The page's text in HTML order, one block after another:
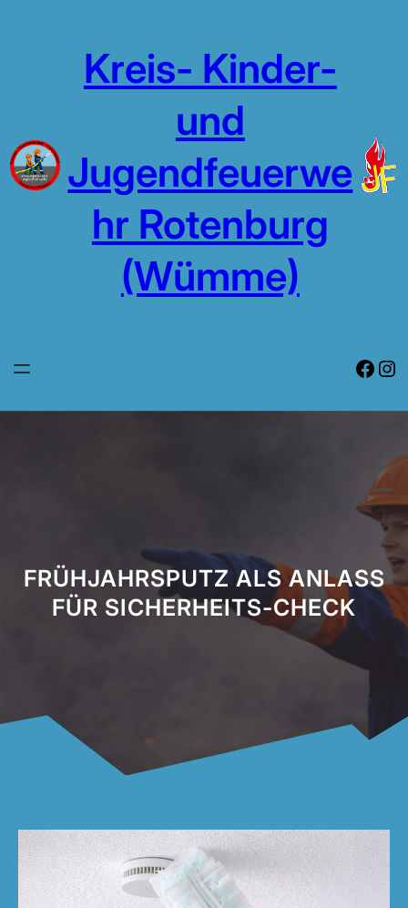
Kreis- Kinder-
und
Jugendfeuerwe
hr Rotenburg
(Wümme)
FRÜHJAHRSPUTZ ALS ANLASS
FÜR SICHERHEITS-CHECK